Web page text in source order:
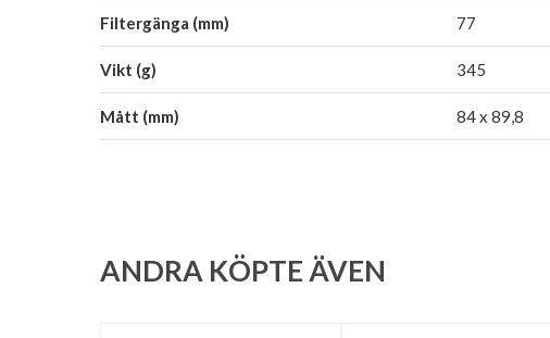
Filtergänga (mm) 77
Vikt (g) 345
Mått (mm) 84 x 89,8
ANDRA KÖPTE ÄVEN